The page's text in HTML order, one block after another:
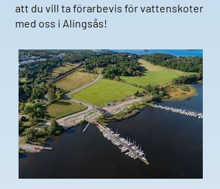
att du vill ta förarbevis för vattenskoter
med oss i Alingsås!